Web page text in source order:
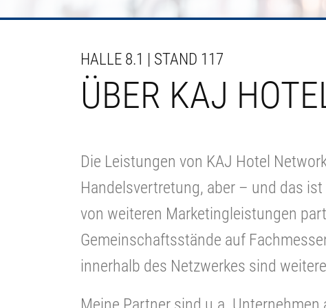
HALLE 8.1 | STAND 117
ÜBER KAJ
Die Leistungen von KAJ Hotel
Handelsvertretung, aber – und das
von weiteren Marketingleistungen
Gemeinschaftsstände auf
innerhalb des Netzwerkes sind